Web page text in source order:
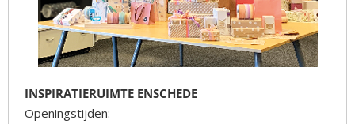
INSPIRATIERUIMTE ENSCHEDE
Openingstijden: